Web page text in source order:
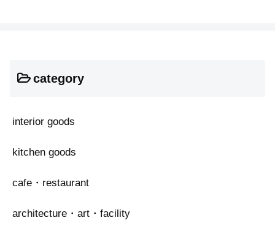
category
interior goods
kitchen goods
cafe・restaurant
architecture・art・facility